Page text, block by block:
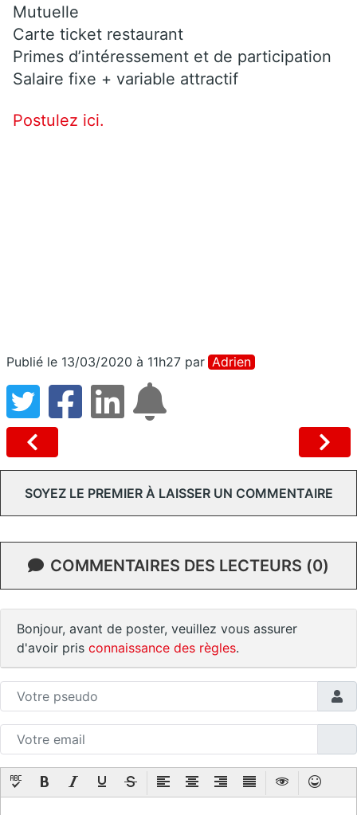
Mutuelle
Carte ticket restaurant
Primes d’intéressement et de participation
Salaire fixe + variable attractif
Postulez ici.
Publié le 13/03/2020 à 11h27 par Adrien
SOYEZ LE PREMIER À LAISSER UN COMMENTAIRE
COMMENTAIRES DES LECTEURS (0)
Bonjour, avant de poster, veuillez vous assurer
d'avoir pris connaissance des règles.